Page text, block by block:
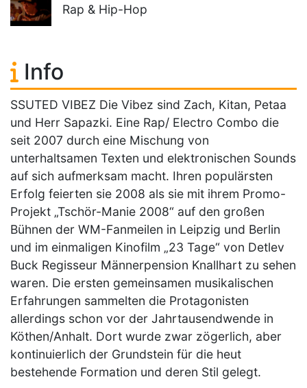
Rap & Hip-Hop
Info
SSUTED VIBEZ Die Vibez sind Zach, Kitan, Petaa
und Herr Sapazki. Eine Rap/ Electro Combo die
seit 2007 durch eine Mischung von
unterhaltsamen Texten und elektronischen Sounds
auf sich aufmerksam macht. Ihren populärsten
Erfolg feierten sie 2008 als sie mit ihrem Promo-
Projekt „Tschör-Manie 2008“ auf den großen
Bühnen der WM-Fanmeilen in Leipzig und Berlin
und im einmaligen Kinofilm „23 Tage“ von Detlev
Buck Regisseur Männerpension Knallhart zu sehen
waren. Die ersten gemeinsamen musikalischen
Erfahrungen sammelten die Protagonisten
allerdings schon vor der Jahrtausendwende in
Köthen/Anhalt. Dort wurde zwar zögerlich, aber
kontinuierlich der Grundstein für die heut
bestehende Formation und deren Stil gelegt.